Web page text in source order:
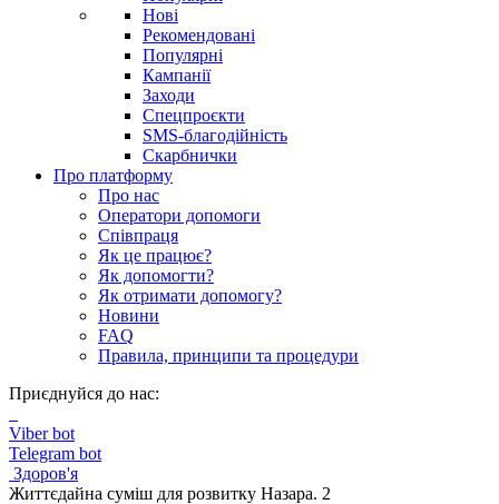
Нові
Рекомендовані
Популярні
Кампанії
Заходи
Спецпроєкти
SMS-благодійність
Скарбнички
Про платформу
Про нас
Оператори допомоги
Співпраця
Як це працює?
Як допомогти?
Як отримати допомогу?
Новини
FAQ
Правила, принципи та процедури
Приєднуйся до нас:
Viber bot
Telegram bot
Здоров'я
Життєдайна суміш для розвитку Назара. 2